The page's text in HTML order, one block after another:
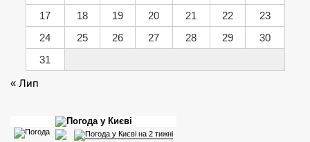
17
18 19 20 21 22
23
24
25 26 27 28 29
30
31
« Лип